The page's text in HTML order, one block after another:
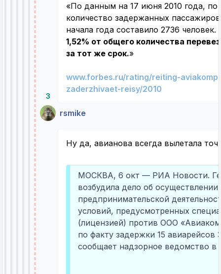
3
«По данным на 17 июня 2010 года, по
количество задержанных
начала года составило 2736 человек.
1,52% от общего количества
за тот же срок.»
www.forbes.ru/rating/reiting-
zaderzhivaet-reisy/2010
rsmike
Ну да, авианова всегда вылетала
МОСКВА, 6 окт — РИА Новости.
возбудила дело об осуществлении
предпринимательской
условий, предусмотренных
(лицензией) против ООО
по факту задержки 15 авиарейсов
сообщает надзорное ведомство в